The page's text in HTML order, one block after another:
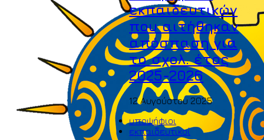
εκπαιδευτικών
που αιτήθηκαν
απόσπαση για
το σχολ. έτος
2025-2026
12 Αυγούστου 2025
υποψήφιοι
εκπαιδευτικοί